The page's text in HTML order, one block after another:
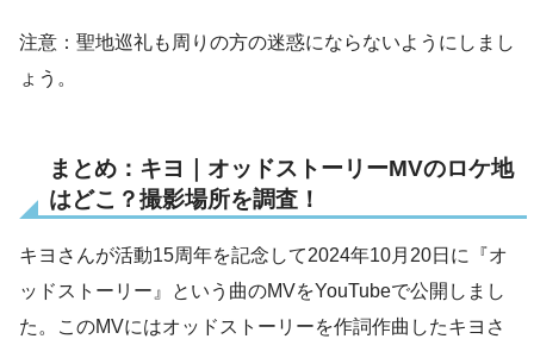
注意：聖地巡礼も周りの方の迷惑にならないようにしまし
ょう。
まとめ：キヨ｜オッドストーリーMVのロケ地
はどこ？撮影場所を調査！
キヨさんが活動15周年を記念して2024年10月20日に『オ
ッドストーリー』という曲のMVをYouTubeで公開しまし
た。このMVにはオッドストーリーを作詞作曲したキヨさ